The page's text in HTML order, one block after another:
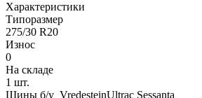
Характеристики
Типоразмер
275/30 R20
Износ
0
На складе
1 шт.
Шины б/у VredesteinUltrac Sessanta